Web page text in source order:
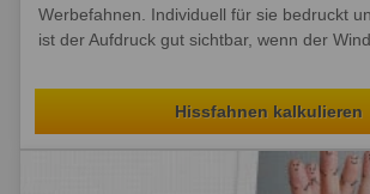
Werbefahnen. Individuell für sie bedruckt
ist der Aufdruck gut sichtbar, wenn der
Hissfahnen kalkulieren